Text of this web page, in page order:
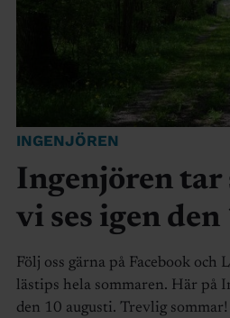
INGENJÖREN
Ingenjören tar
vi ses igen
Följ oss gärna på Facebook och
lästips hela sommaren. Här på
den 10 augusti. Trevlig sommar!